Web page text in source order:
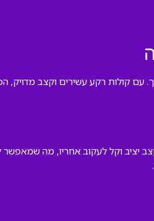
קולות רקע עשירים וקצב מדויק,
יציב וקל לעקוב אחריו, מה